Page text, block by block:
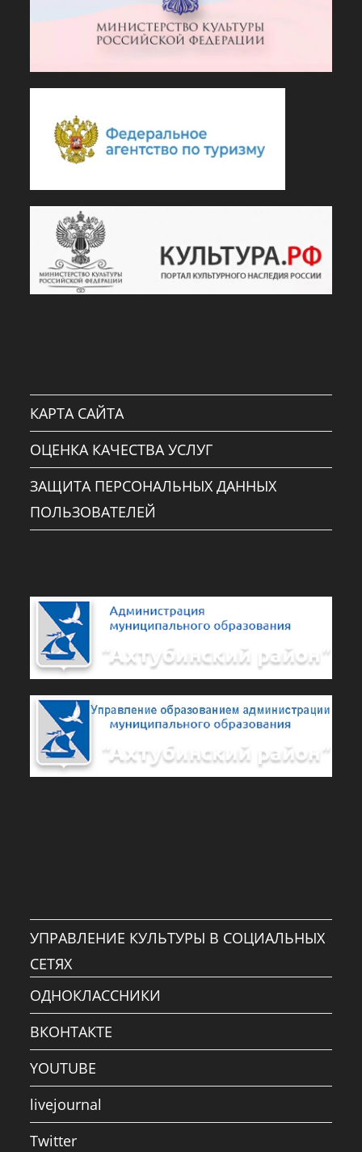
КАРТА САЙТА
ОЦЕНКА КАЧЕСТВА УСЛУГ
ЗАЩИТА ПЕРСОНАЛЬНЫХ ДАННЫХ
ПОЛЬЗОВАТЕЛЕЙ
УПРАВЛЕНИЕ КУЛЬТУРЫ В СОЦИАЛЬНЫХ
СЕТЯХ
ОДНОКЛАССНИКИ
ВКОНТАКТЕ
YOUTUBE
livejournal
Twitter